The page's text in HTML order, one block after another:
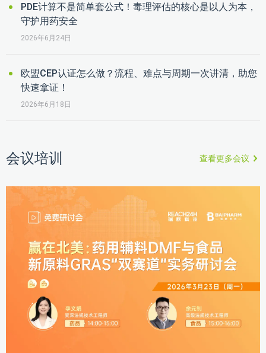
PDE计算不是简单套公式！毒理评估的核心是以人为本，
守护用药安全
2026年6月24日
欧盟CEP认证怎么做？流程、难点与周期一次讲清，助您
快速拿证！
2026年6月18日
会议培训 查看更多会议